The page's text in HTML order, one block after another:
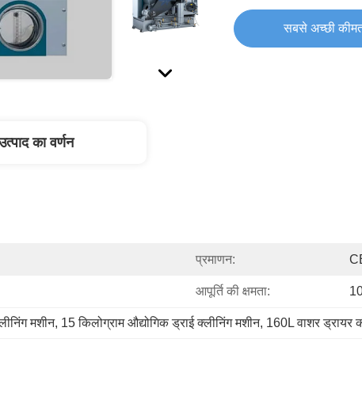
सबसे अच्छी
का वर्णन
प्रमाणन:
आपूर्ति की क्षमता:
मशीन, 15 किलोग्राम औद्योगिक ड्राई क्लीनिंग मशीन, 160L वाशर ड्रायर